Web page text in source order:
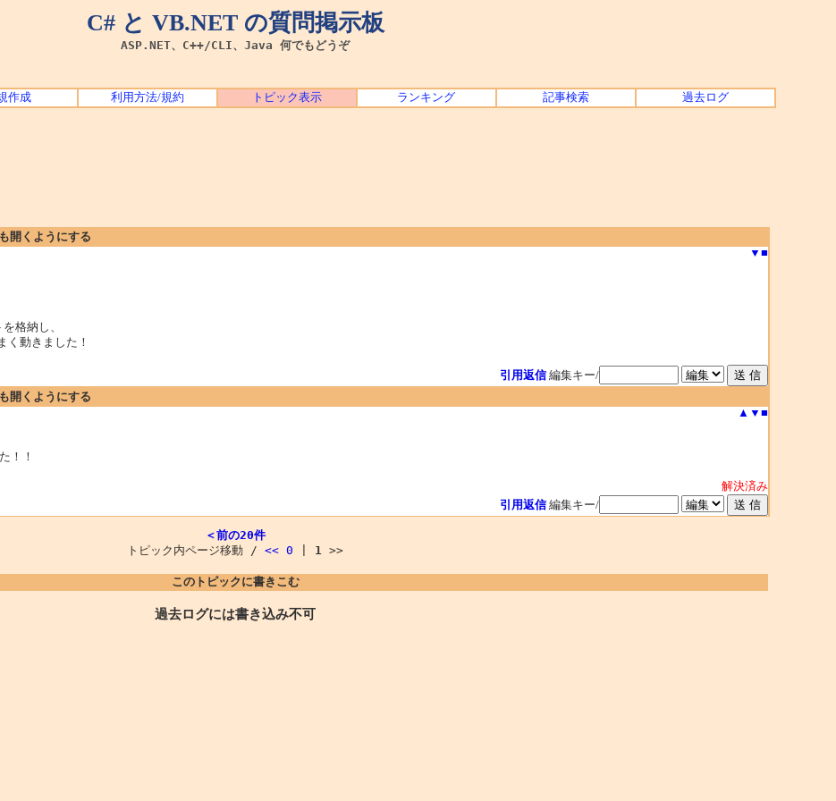
C# と VB.NET の質問掲示板
ASP.NET、C++/CLI、Java 何でもどうぞ
作成 利用方法/規約 トピック表示 ランキング 記事検索 過去ログ
開くようにする
▼ ■
格納し、
く動きました！
引用返信 編集キー/
開くようにする
▲ ▼ ■
！！
解決済み
引用返信 編集キー/
＜前の20件
トピック内ページ移動 / << 0 1 >>
このトピックに書きこむ
過去ログには書き込み不可